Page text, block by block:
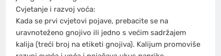
Cvjetanje i razvoj voća:
Kada se prvi cvjetovi pojave, prebacite se na
uravnoteženo gnojivo ili jedno s većim sadržajem
kalija (treći broj na etiketi gnojiva). Kalijum promoviše